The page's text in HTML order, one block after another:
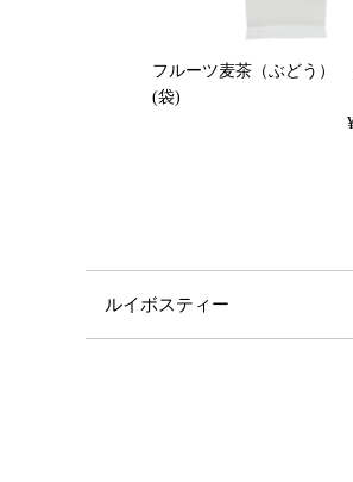
フルーツ麦茶（ぶどう）
(袋)
ルイボスティー